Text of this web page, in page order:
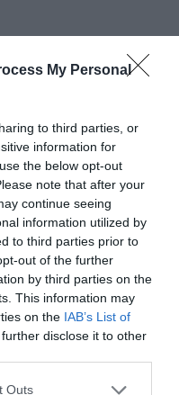
My Personal
to third parties, or
information for
the below opt-out
note that after your
continue seeing
information utilized by
to third parties prior to
out of the further
by third parties on the
This information may
on the IAB’s List of
disclose it to other
Outs